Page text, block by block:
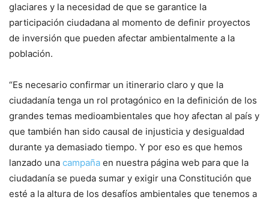
glaciares y la necesidad de que se garantice la
participación ciudadana al momento de definir proyectos
de inversión que pueden afectar ambientalmente a la
población.
“Es necesario confirmar un itinerario claro y que la
ciudadanía tenga un rol protagónico en la definición de los
grandes temas medioambientales que hoy afectan al país y
que también han sido causal de injusticia y desigualdad
durante ya demasiado tiempo. Y por eso es que hemos
lanzado una campaña en nuestra página web para que la
ciudadanía se pueda sumar y exigir una Constitución que
esté a la altura de los desafíos ambientales que tenemos a